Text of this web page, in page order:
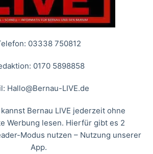
03338 750812
0170 5898858
Hallo@Bernau-LIVE.de
Bernau LIVE jederzeit ohne
Werbung lesen. Hierfür gibt es 2
Modus nutzen – Nutzung unserer
App.